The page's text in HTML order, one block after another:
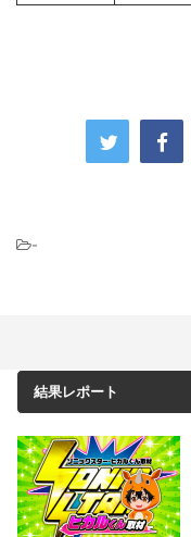
-
結果レポート